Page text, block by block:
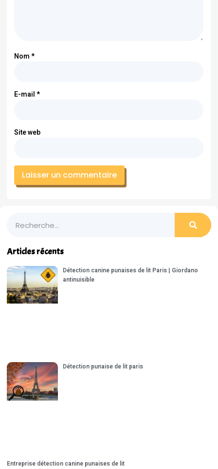
Nom*
E-mail*
Site web
Articles récents
Détection canine punaises de lit Paris | Giordano
antinuisible
Détection punaise de lit paris
Entreprise détection canine punaises de lit